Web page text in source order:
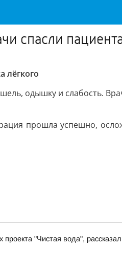
спасли
лёгкого
одышку и слабость.
прошла успешно,
"Чистая вода",